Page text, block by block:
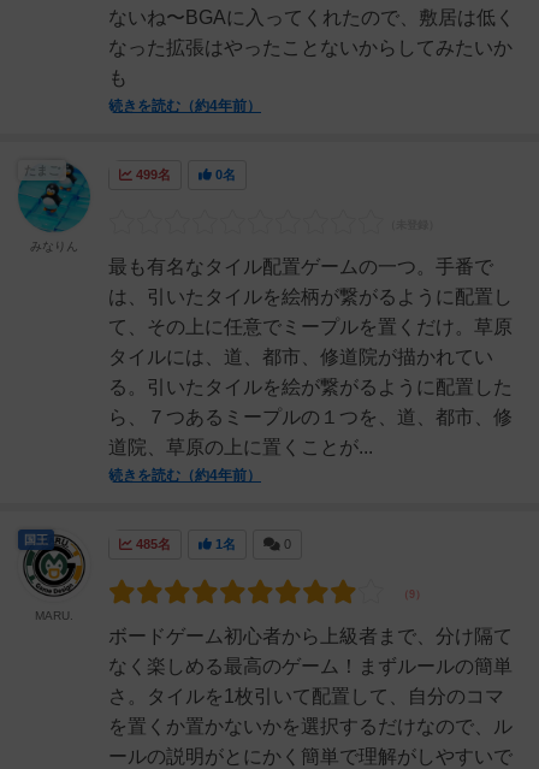
ないね〜BGAに入ってくれたので、敷居は低く
なった拡張はやったことないからしてみたいか
も
続きを読む（約4年前）
499名 0名
最も有名なタイル配置ゲームの一つ。手番で
は、引いたタイルを絵柄が繋がるように配置し
て、その上に任意でミープルを置くだけ。草原
タイルには、道、都市、修道院が描かれてい
る。引いたタイルを絵が繋がるように配置した
ら、７つあるミープルの１つを、道、都市、修
道院、草原の上に置くことが...
続きを読む（約4年前）
みなりん
485名 1名 0
ボードゲーム初心者から上級者まで、分け隔て
なく楽しめる最高のゲーム！まずルールの簡単
さ。タイルを1枚引いて配置して、自分のコマ
を置くか置かないかを選択するだけなので、ル
ールの説明がとにかく簡単で理解がしやすいで
国王
MARU.